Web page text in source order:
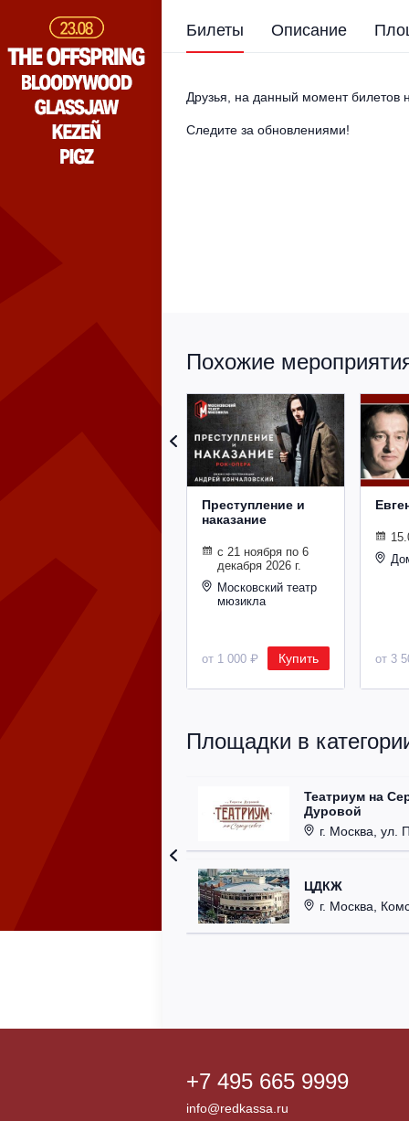
Билеты Описание
Друзья, на данный момент билетов
Следите за обновлениями!
Похожие
Преступление и
наказание
с 21 ноября по 6
декабря 2026 г.
Московский театр
мюзикла
от 1 000 ₽ Купить от 3
Площадки в
Театриум на
Дуровой
г. Москва, ул.
ЦДКЖ
г. Москва,
+7 495 665 9999
info@redkassa.ru